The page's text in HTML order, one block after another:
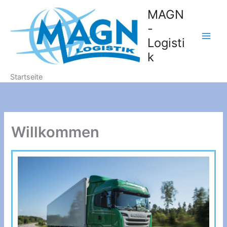
springen
MAGN
-
Logisti
k
Startseite
Willkommen